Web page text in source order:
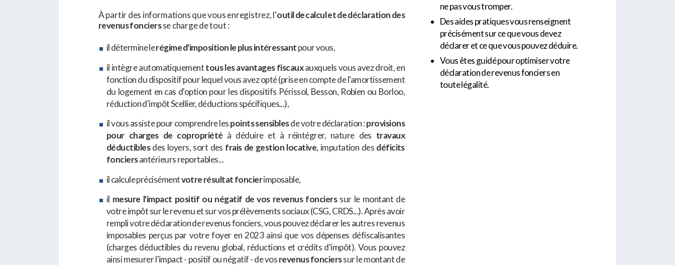
À partir des informations que vous enregistrez, l'outil de calcul et de déclaration des
revenus fonciersse charge de tout :
il détermine lerégime d'imposition le plus intéressantpour vous,
il intègre automatiquementtous les avantages fiscauxauxquels vous avez droit, en
fonction du dispositif pour lequel vous avez opté (prise en compte de l'amortissement
du logement en cas d'option pour les dispositifs Périssol, Besson, Robien ou Borloo,
réduction d'impôt Scellier, déductions spécifiques...),
il vous assiste pour comprendre lespoints sensiblesde votre déclaration :provisions
pour charges de copropriété à déduire et à réintégrer, nature des travaux
déductiblesdes loyers, sort des frais de gestion locative, imputation des déficits
fonciersantérieurs reportables...
il calcule précisémentvotre résultat foncierimposable,
il mesure l'impact positif ou négatif de vos revenus foncierssur le montant de
votre impôt sur le revenu et sur vos prélèvements sociaux (CSG, CRDS...). Après avoir
rempli votre déclaration de revenus fonciers, vous pouvez déclarer les autres revenus
imposables perçus par votre foyer en 2023 ainsi que vos dépenses défiscalisantes
(charges déductibles du revenu global, réductions et crédits d'impôt). Vous pouvez
ainsi mesurer l'impact - positif ou négatif - de vosrevenus foncierssur le montant de
ne pas vous tromper.
Des aides pratiques vous renseignent
précisément sur ce que vous devez
déclarer et ce que vous pouvez déduire.
Vous êtes guidé pour optimiser votre
déclaration de revenus fonciers en
toute légalité.